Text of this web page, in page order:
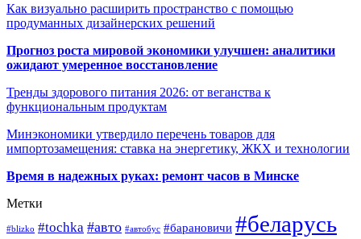
Как визуально расширить пространство с помощью
продуманных дизайнерских решений
Прогноз роста мировой экономики улучшен: аналитики
ожидают умеренное восстановление
Тренды здорового питания 2026: от веганства к
функциональным продуктам
Минэкономики утвердило перечень товаров для
импортозамещения: ставка на энергетику, ЖКХ и технологии
Время в надежных руках: ремонт часов в Минске
Метки
#blizko #tochka #авто #автобус #барановичи #беларусь